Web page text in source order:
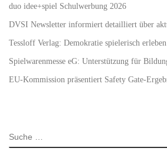
duo idee+spiel Schulwerbung 2026
DVSI Newsletter informiert detailliert über
Tessloff Verlag: Demokratie spielerisch erleben
Spielwarenmesse eG: Unterstützung für
EU-Kommission präsentiert Safety Gate-
SUCHE